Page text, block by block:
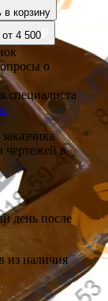
в корзину
от 4 500
о
специалиста
чертежей в
день после
из наличия